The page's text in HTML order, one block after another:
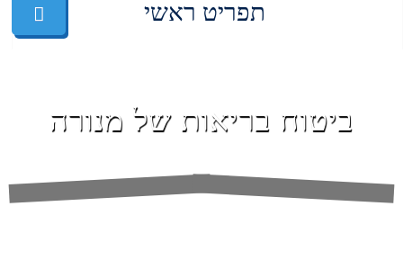
תפריט ראשי
ביטוח בריאות של מנורה